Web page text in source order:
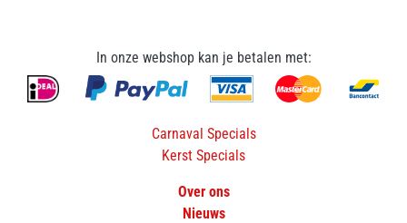
In onze webshop kan je betalen met:
Carnaval Specials
Kerst Specials
Over ons
Nieuws